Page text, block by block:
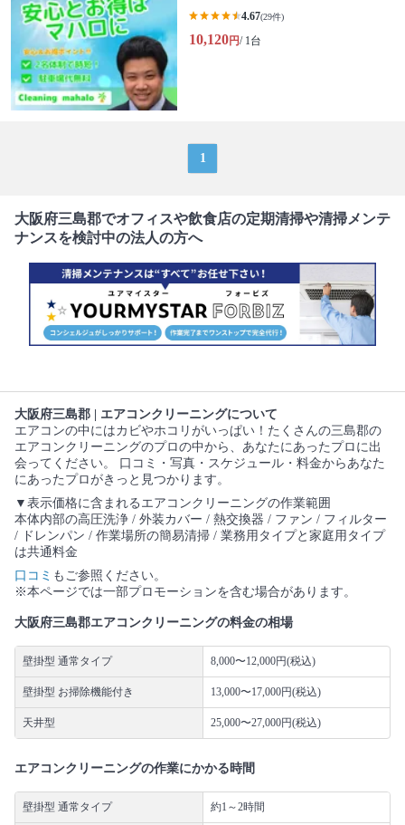
4.67(29件)
10,120円/ 1台
1
大阪府三島郡でオフィスや飲食店の定期清掃や清掃メンテ
ナンスを検討中の法人の方へ
大阪府三島郡 | エアコンクリーニングについて
エアコンの中にはカビやホコリがいっぱい！たくさんの三島郡の
エアコンクリーニングのプロの中から、あなたにあったプロに出
会ってください。 口コミ・写真・スケジュール・料金からあなた
にあったプロがきっと見つかります。
▼表示価格に含まれるエアコンクリーニングの作業範囲
本体内部の高圧洗浄 / 外装カバー / 熱交換器 / ファン / フィルター
/ ドレンパン / 作業場所の簡易清掃 / 業務用タイプと家庭用タイプ
は共通料金
口コミ もご参照ください。
※本ページでは一部プロモーションを含む場合があります。
大阪府三島郡エアコンクリーニングの料金の相場
壁掛型 通常タイプ 8,000〜12,000円(税込)
壁掛型 お掃除機能付き 13,000〜17,000円(税込)
天井型 25,000〜27,000円(税込)
エアコンクリーニングの作業にかかる時間
壁掛型 通常タイプ 約1～2時間